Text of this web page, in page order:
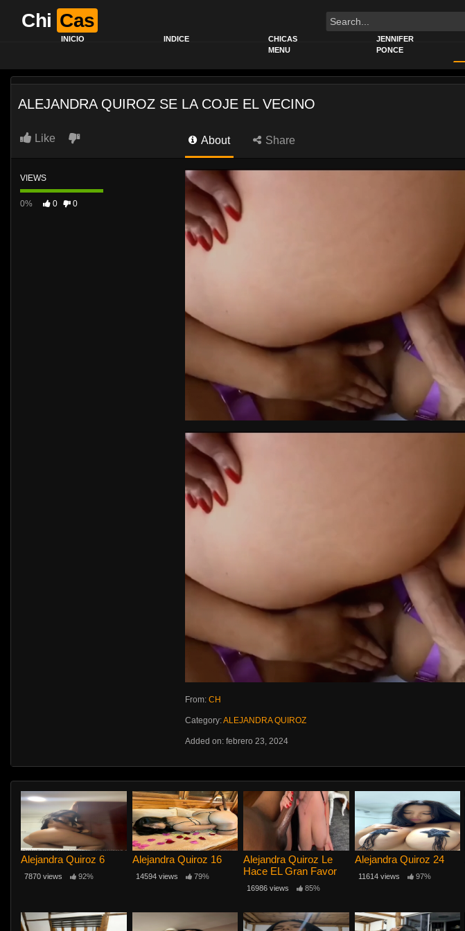
Chi Cas
INICIO INDICE
CHICAS
MENU
JENNIFER
PONCE
ALEJANDRA QUIROZ SE LA COJE EL VECINO
Like About Share
VIEWS
0% 0 0
From: CH
Category:ALEJANDRA QUIROZ
Added on: febrero 23, 2024
Alejandra Quiroz 6
7870 views 92%
Alejandra Quiroz 16
14594 views 79%
Alejandra Quiroz Le
Hace EL Gran Favor
De Chuparle La Verga
a Su Amigo
16986 views 85%
Alejandra Quiroz 24
11614 views 97%